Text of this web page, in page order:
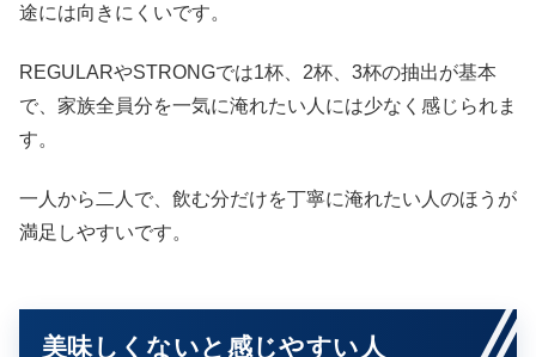
途には向きにくいです。
REGULARやSTRONGでは1杯、2杯、3杯の抽出が基本
で、家族全員分を一気に淹れたい人には少なく感じられま
す。
一人から二人で、飲む分だけを丁寧に淹れたい人のほうが
満足しやすいです。
美味しくないと感じやすい人